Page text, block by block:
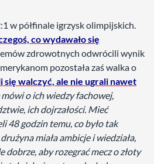
w półfinale igrzysk olimpijskich.
co wydawało się
zdrowotnych odwrócili wynik
pozostała zaś walka o
się walczyć, ale nie ugrali nawet
o ich wiedzy fachowej,
ich dojrzałości. Mieć
48 godzin temu, co było tak
miała ambicje i wiedziała,
dobrze, aby rozegrać mecz o złoty